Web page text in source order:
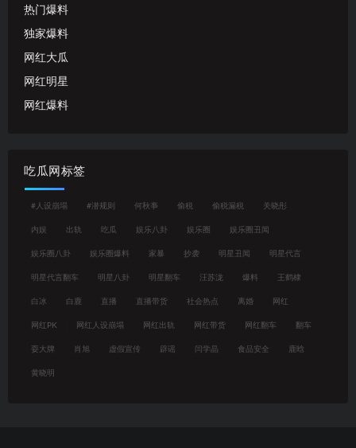
热门爆料
独家爆料
网红大瓜
网红明星
网红爆料
吃瓜网标签
#人设崩塌 #潜规则 何秋亊 偷税 偷税漏税 关晓彤
内娱 出轨 吃瓜 娱乐八卦 娱乐圈 娱乐圈丑闻
娱乐圈八卦 娱乐圈爆料 家暴 抄袭 明星丑闻 明星代言
明星代言翻车 明星八卦 明星翻车 汪苏泷 爆料 王鹤棣
白冰 白鹿 直播 直播带货 社会热点 离婚 网红
网红PK 网红人设崩塌 网红出轨 网红带货 网红翻车 翻车
耍大牌 肖旭 虚假宣传 辟谣 闫学晶 食品安全 鹿晗
黄晓明